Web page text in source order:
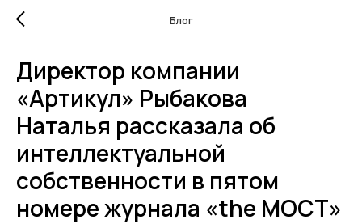
Блог
Директор компании
«Артикул» Рыбакова
Наталья рассказала об
интеллектуальной
собственности в пятом
номере журнала «the MОСТ»